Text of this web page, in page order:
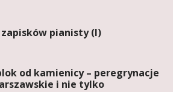
zapisków pianisty (I)
od kamienicy – peregrynacje
i nie tylko